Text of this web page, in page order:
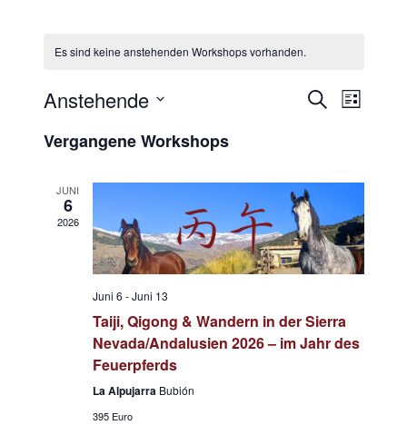
Es sind keine anstehenden Workshops vorhanden.
Suche
Liste
Anstehende
wählen.
Vergangene Workshops
JUNI
6
2026
Juni 6 -Juni 13
Taiji, Qigong & Wandern in der Sierra
Nevada/Andalusien 2026 – im Jahr des
Feuerpferds
La Alpujarra Bubión
395 Euro